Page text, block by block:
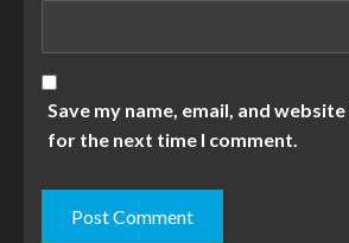
Save my name, email, and
for the next time I comment.